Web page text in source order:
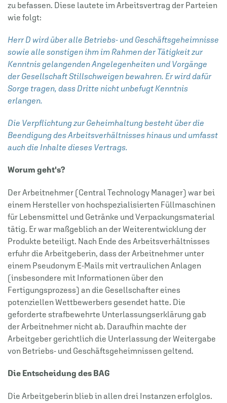
zu befassen. Diese lautete im Arbeitsvertrag der Parteien
wie folgt:
Herr D wird über alle Betriebs- und Geschäftsgeheimnisse
sowie alle sonstigen ihm im Rahmen der Tätigkeit zur
Kenntnis gelangenden Angelegenheiten und Vorgänge
der Gesellschaft Stillschweigen bewahren. Er wird dafür
Sorge tragen, dass Dritte nicht unbefugt Kenntnis
erlangen.
Die Verpflichtung zur Geheimhaltung besteht über die
Beendigung des Arbeitsverhältnisses hinaus und umfasst
auch die Inhalte dieses Vertrags.
Worum geht's?
Der Arbeitnehmer (Central Technology Manager) war bei
einem Hersteller von hochspezialisierten Füllmaschinen
für Lebensmittel und Getränke und Verpackungsmaterial
tätig. Er war maßgeblich an der Weiterentwicklung der
Produkte beteiligt. Nach Ende des Arbeitsverhältnisses
erfuhr die Arbeitgeberin, dass der Arbeitnehmer unter
einem Pseudonym E-­Mails mit vertraulichen Anlagen
(insbesondere mit Informationen über den
Fertigungsprozess) an die Gesellschafter eines
potenziellen Wettbewerbers gesendet hatte. Die
geforderte strafbewehrte Unterlassungserklärung gab
der Arbeitnehmer nicht ab. Daraufhin machte der
Arbeitgeber gerichtlich die Unterlassung der Weitergabe
von Betriebs- und Geschäftsgeheimnissen geltend.
Die Entscheidung des BAG
Die Arbeitgeberin blieb in allen drei Instanzen erfolglos.